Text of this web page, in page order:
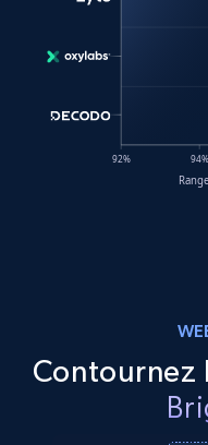
Contournez